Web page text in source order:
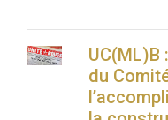
UC(ML)B
du